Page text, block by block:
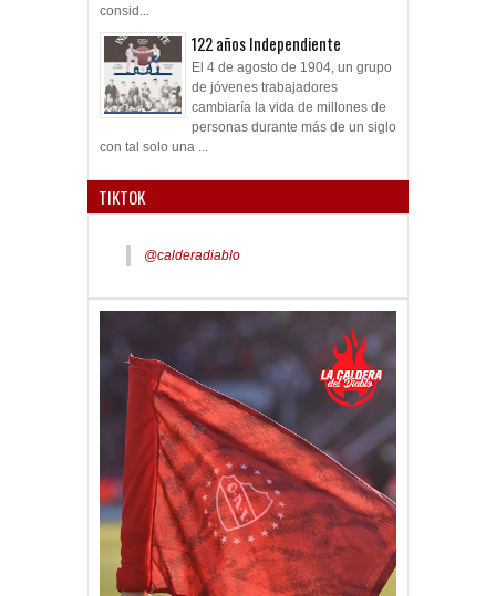
consid...
122 años Independiente
El 4 de agosto de 1904, un grupo
de jóvenes trabajadores
cambiaría la vida de millones de
personas durante más de un siglo
con tal solo una ...
TIKTOK
@calderadiablo